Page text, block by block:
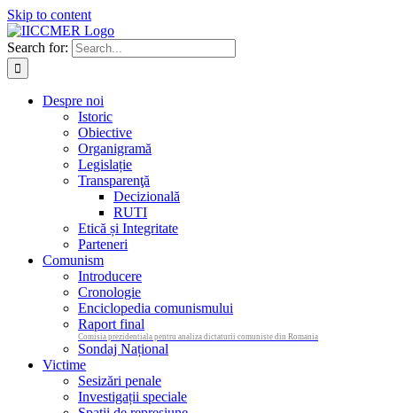
Skip to content
Search for:
Despre noi
Istoric
Obiective
Organigramă
Legislație
Transparenţă
Decizională
RUTI
Etică și Integritate
Parteneri
Comunism
Introducere
Cronologie
Enciclopedia comunismului
Raport final
Comisia prezidentiala pentru analiza dictaturii comuniste din Romania
Sondaj Național
Victime
Sesizări penale
Investigații speciale